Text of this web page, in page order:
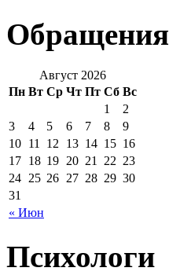
Обращения
Август 2026
Пн Вт Ср Чт Пт Сб Вс
« Июн
1
2
3
4 5 6 7 8
9
10 11 12 13 14 15 16
17 18 19 20 21 22 23
24 25 26 27 28 29 30
31
Психологи